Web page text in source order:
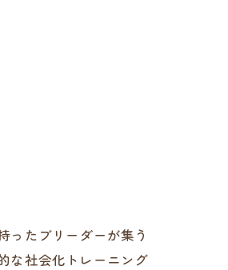
ったブリーダーが集う
な社会化トレーニング